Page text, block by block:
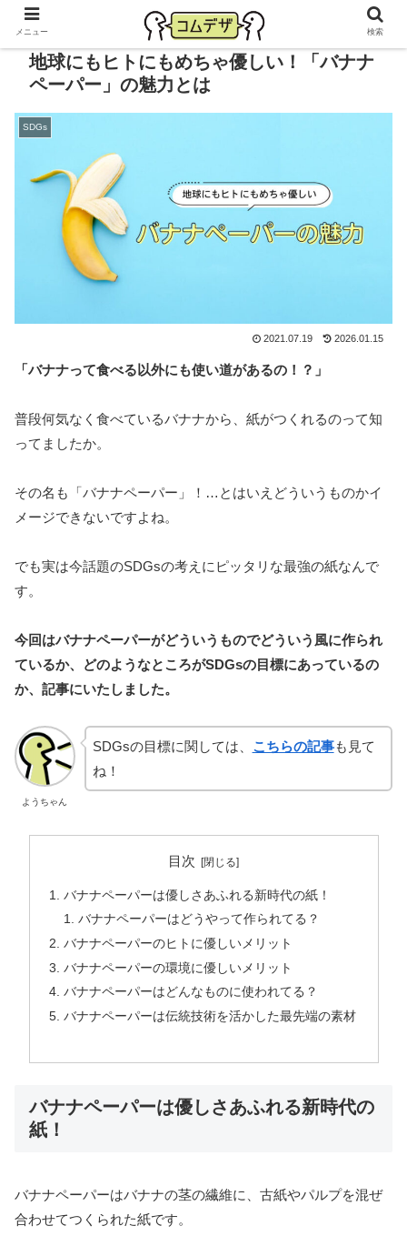
地球にもヒトにもめちゃ優しい！「バナナ
ペーパー」の魅力とは
SDGs
2021.07.19 2026.01.15
「バナナって食べる以外にも使い道があるの！？」
普段何気なく食べているバナナから、紙がつくれるのって知
ってましたか。
その名も「バナナペーパー」！…とはいえどういうものかイ
メージできないですよね。
でも実は今話題のSDGsの考えにピッタリな最強の紙なんで
す。
今回はバナナペーパーがどういうものでどういう風に作られ
ているか、どのようなところがSDGsの目標にあっているの
か、記事にいたしました。
ようちゃん
SDGsの目標に関しては、 こちらの記事も見て
ね！
目次
バナナペーパーは優しさあふれる新時代の紙！
バナナペーパーはどうやって作られてる？
バナナペーパーのヒトに優しいメリット
バナナペーパーの環境に優しいメリット
バナナペーパーはどんなものに使われてる？
バナナペーパーは伝統技術を活かした最先端の素材
バナナペーパーは優しさあふれる新時代の
紙！
バナナペーパーはバナナの茎の繊維に、古紙やパルプを混ぜ
合わせてつくられた紙です。
メニュー 検索